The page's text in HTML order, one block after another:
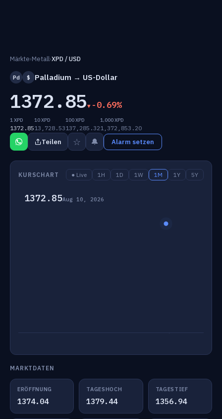
Märkte›Metall›XPD / USD
Pd $ Palladium → US-Dollar
1372.85 -0.69%
1 XPD
1372.85
10 XPD
13,728.53
100 XPD
137,285.32
1,000 XPD
1,372,853.20
Teilen ☆ 🔔 Alarm setzen
KURSCHART ● Live 1H 1D 1W 1M 1Y 5Y
1372.85Aug 10, 2026
MARKTDATEN
ERÖFFNUNG
1374.04
TAGESHOCH
1379.44
TAGESTIEF
1356.94